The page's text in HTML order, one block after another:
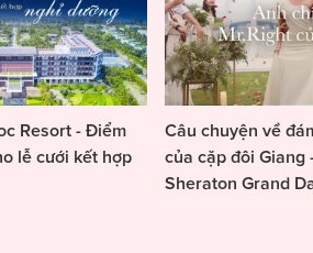
Resort - Điểm
lễ cưới kết hợp
Câu chuyện về
của cặp đôi Giang
Sheraton Grand